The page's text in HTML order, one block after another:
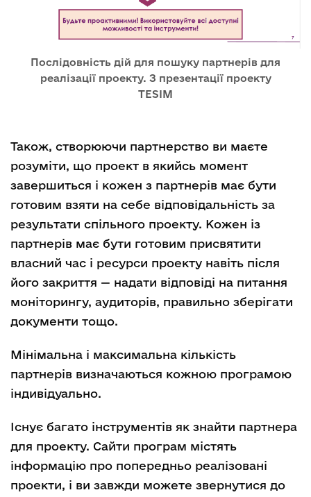
Послідовність дій для пошуку партнерів для
реалізації проекту. З презентації проекту
TESIM
Також, створюючи партнерство ви маєте
розуміти, що проект в якийсь момент
завершиться і кожен з партнерів має бути
готовим взяти на себе відповідальність за
результати спільного проекту. Кожен із
партнерів має бути готовим присвятити
власний час і ресурси проекту навіть після
його закриття — надати відповіді на питання
моніторингу, аудиторів, правильно зберігати
документи тощо.
Мінімальна і максимальна кількість
партнерів визначаються кожною програмою
індивідуально.
Існує багато інструментів як знайти партнера
для проекту. Сайти програм містять
інформацію про попередньо реалізовані
проекти, і ви завжди можете звернутися до